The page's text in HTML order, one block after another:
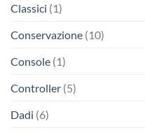
Classici (1)
Conservazione (10)
Console (1)
Controller (5)
Dadi (6)